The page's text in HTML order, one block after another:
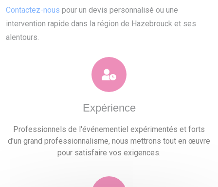
Contactez-nous pour un devis personnalisé ou une
intervention rapide dans la région de Hazebrouck et ses
alentours.
Expérience
Professionnels de l'événementiel expérimentés et forts
d'un grand professionnalisme, nous mettrons tout en œuvre
pour satisfaire vos exigences.